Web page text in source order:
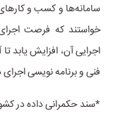
سامانه‌ها و کسب و
خواستند که فرصت
اجرایی آن، افزایش یابد
فنی و برنامه نویسی اجرای
*سند حکمرانی داده در